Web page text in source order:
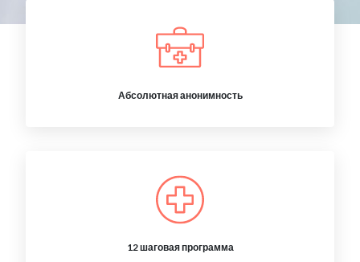
Абсолютная анонимность
12 шаговая программа